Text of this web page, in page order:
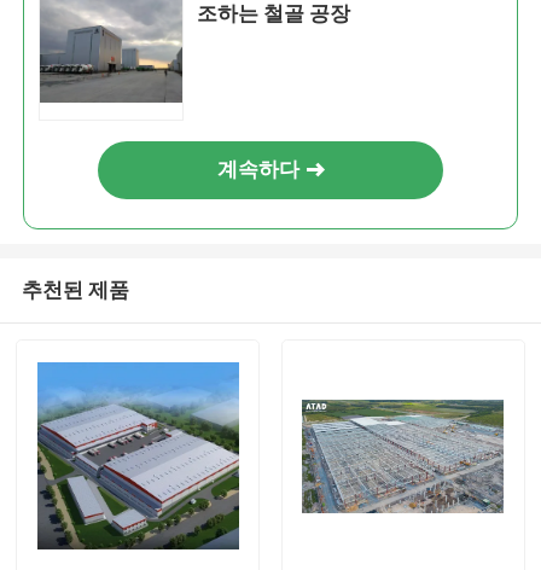
조하는 철골 공장
계속하다
추천된 제품